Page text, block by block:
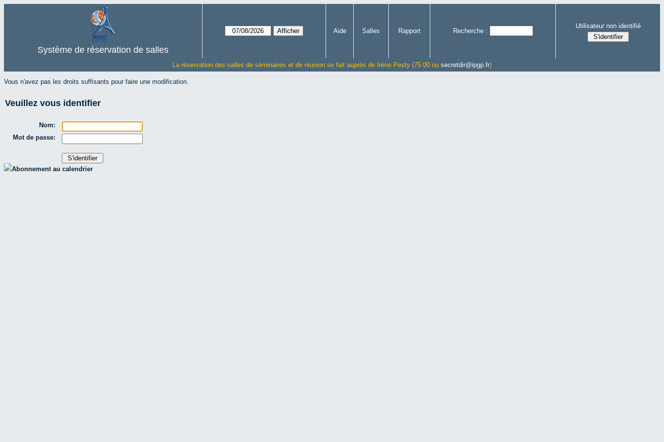
Système de réservation de salles
Aide Salles Rapport Recherche :
Utilisateur non identifié
La réservation des salles de séminaires et de réunion se fait auprès de Irène Pesty (75 00 ou secretdir@ipgp.fr)
Vous n'avez pas les droits suffisants pour faire une modification.
Veuillez vous identifier
Nom:
Mot de passe:
Abonnement au calendrier